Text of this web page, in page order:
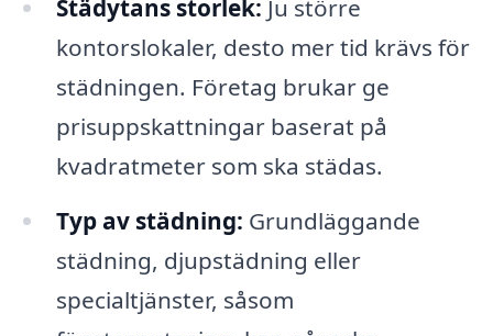
Städytans storlek: Ju större
kontorslokaler, desto mer tid krävs för
städningen. Företag brukar ge
prisuppskattningar baserat på
kvadratmeter som ska städas.
Typ av städning: Grundläggande
städning, djupstädning eller
specialtjänster, såsom